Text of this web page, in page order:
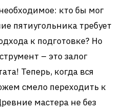
кто бы мог
пятиугольника требует
к подготовке? Но
– это залог
Теперь, когда вся
смело переходить к
мастера не без